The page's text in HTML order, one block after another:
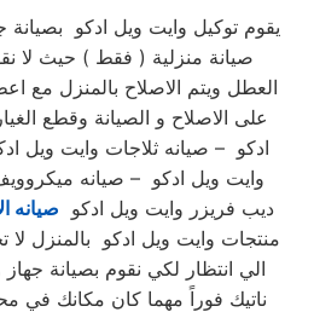
يقوم توكيل وايت ويل ادكو
صيانة منزلية ( فقط ) حيث لا
العطل ويتم الاصلاح بالمنزل مع
على الاصلاح و الصيانة وقطع
ادكو – صيانه ثلاجات وايت ويل
وايت ويل ادكو – صيانه
ديب فريزر وايت ويل ادكو صيانه
منتجات وايت ويل ادكو بالمنزل لا
الي انتظار لكي نقوم بصيانة
ناتيك فوراً مهما كان مكانك في